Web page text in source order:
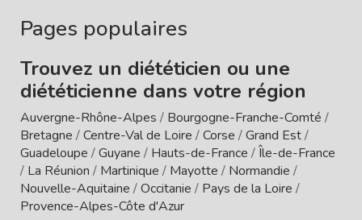
Pages populaires
Trouvez un diététicien ou une
diététicienne dans votre région
Auvergne-Rhône-Alpes / Bourgogne-Franche-Comté /
Bretagne /Centre-Val de Loire /Corse /Grand Est/
Guadeloupe /Guyane / Hauts-de-France /Île-de-France
/ La Réunion / Martinique / Mayotte / Normandie /
Nouvelle-Aquitaine /Occitanie / Pays de la Loire /
Provence-Alpes-Côte d'Azur